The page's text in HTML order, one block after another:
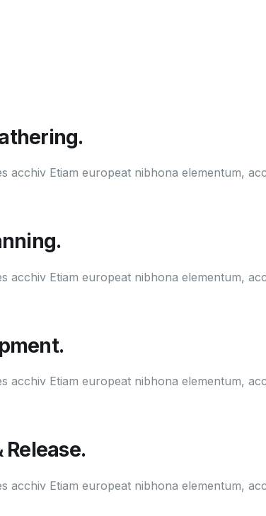
acchiv Etiam europeat nibhona elementum,
acchiv Etiam europeat nibhona elementum,
acchiv Etiam europeat nibhona elementum,
Release.
acchiv Etiam europeat nibhona elementum,